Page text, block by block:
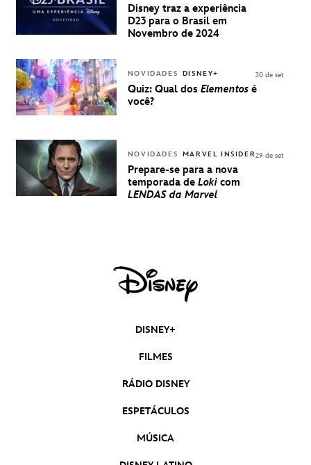
PARA A D23
BRASIL -
UMA
DISNEY
Disney traz a experiência
D23 para o Brasil em
Novembro de 2024
NOVIDADES DISNEY+
Quiz: Qual dos Elementos é
você?
30 de set
NOVIDADES MARVEL INSIDER
Prepare-se para a nova
temporada de Loki com
LENDAS da Marvel
29 de set
DISNEY+
FILMES
RÁDIO DISNEY
ESPETÁCULOS
MÚSICA